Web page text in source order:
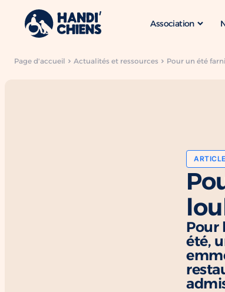
Association
Page d'accueil Actualités et ressources Pour un été
ARTICLE
Pour
été,